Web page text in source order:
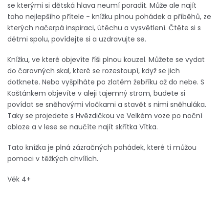
se kterými si dětská hlava neumí poradit. Může ale najít
toho nejlepšího přítele - knížku plnou pohádek a příběhů, ze
kterých načerpá inspiraci, útěchu a vysvětlení. Čtěte si s
dětmi spolu, povídejte si a uzdravujte se.
Knížku, ve které objevíte říši plnou kouzel. Můžete se vydat
do čarovných skal, které se rozestoupí, když se jich
dotknete. Nebo vyšplháte po zlatém žebříku až do nebe. S
Kaštánkem objevíte v aleji tajemný strom, budete si
povídat se sněhovými vločkami a stavět s nimi sněhuláka.
Taky se projedete s Hvězdičkou ve Velkém voze po noční
obloze a v lese se naučíte najít skřítka Vítka.
Tato knížka je plná zázračných pohádek, které ti můžou
pomoci v těžkých chvílích.
Věk 4+